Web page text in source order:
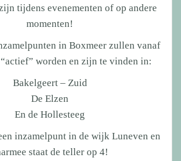
tijdens evenementen of op andere
momenten!
in Boxmeer zullen vanaf
worden en zijn te vinden in:
Bakelgeert – Zuid
De Elzen
En de Hollesteeg
inzamelpunt in de wijk Luneven en
staat de teller op 4!